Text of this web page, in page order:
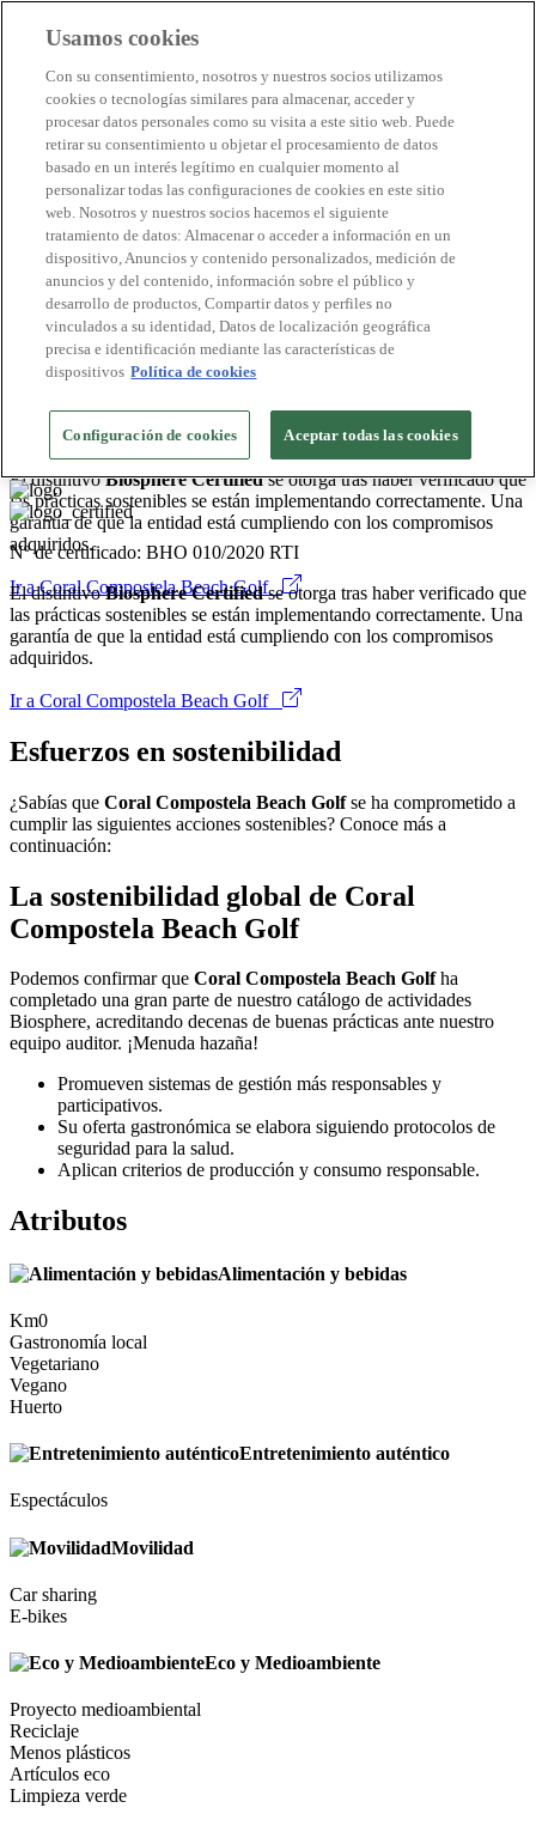
Empresas Biosphere
Cómo valoramos
Quienes somos
ES
English
Português
Français
Català
Deutsch
Türkçe
2026
Nº de certificado: BHO 010/2020 RTI
El distintivoBiosphere Certifiedse otorga tras haber verificado que
las prácticas sostenibles se están implementando correctamente. Una
garantía de que la entidad está cumpliendo con los compromisos
adquiridos.
Ir a Coral Compostela Beach Golf
Tenerife>
Hoteles
Coral Compostela Beach Golf
Nº de certificado: BHO 010/2020 RTI
El distintivoBiosphere Certifiedse otorga tras haber verificado que
las prácticas sostenibles se están implementando correctamente. Una
garantía de que la entidad está cumpliendo con los compromisos
adquiridos.
Ir a Coral Compostela Beach Golf
Esfuerzos en sostenibilidad
¿Sabías que Coral Compostela Beach Golfse ha comprometido a
cumplir las siguientes acciones sostenibles? Conoce más a
continuación:
La sostenibilidad global de Coral
Compostela Beach Golf
Podemos confirmar que Coral Compostela Beach Golfha
completado una gran parte de nuestro catálogo de actividades
Biosphere, acreditando decenas de buenas prácticas ante nuestro
equipo auditor. ¡Menuda hazaña!
Promueven sistemas de gestión más responsables y
participativos.
Su oferta gastronómica se elabora siguiendo protocolos de
seguridad para la salud.
Aplican criterios de producción y consumo responsable.
Atributos
Alimentación y bebidas
Km0
Gastronomía local
Vegetariano
Vegano
Huerto
Entretenimiento auténtico
Espectáculos
Movilidad
Car sharing
E-bikes
Eco y Medioambiente
Proyecto medioambiental
Reciclaje
Menos plásticos
Artículos eco
Limpieza verde
Usamos cookies
Con su consentimiento, nosotros y nuestros socios utilizamos
cookies o tecnologías similares para almacenar, acceder y
procesar datos personales como su visita a este sitio web. Puede
retirar su consentimiento u objetar el procesamiento de datos
basado en un interés legítimo en cualquier momento al
personalizar todas las configuraciones de cookies en este sitio
web. Nosotros y nuestros socios hacemos el siguiente
tratamiento de datos: Almacenar o acceder a información en un
dispositivo, Anuncios y contenido personalizados, medición de
anuncios y del contenido, información sobre el público y
desarrollo de productos, Compartir datos y perfiles no
vinculados a su identidad, Datos de localización geográfica
precisa e identificación mediante las características de
dispositivos Política de cookies
Configuración de cookies Aceptar todas las cookies